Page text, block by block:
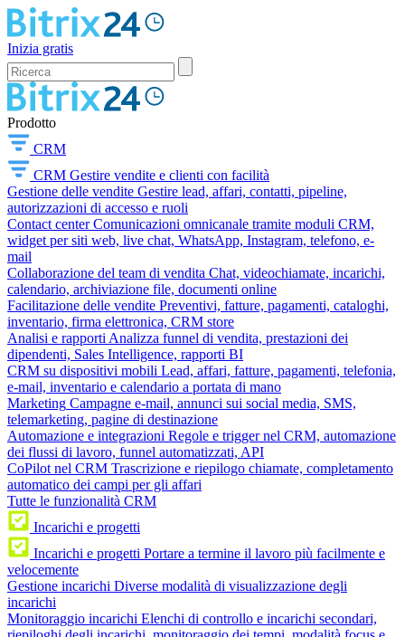
Inizia gratis
Prodotto
CRM
CRM Gestire vendite e clienti con facilità
Gestione delle vendite Gestire lead, affari, contatti, pipeline,
autorizzazioni di accesso e ruoli
Contact center Comunicazioni omnicanale tramite moduli CRM,
widget per siti web, live chat, WhatsApp, Instagram, telefono, e-
mail
Collaborazione del team di vendita Chat, videochiamate, incarichi,
calendario, archiviazione file, documenti online
Facilitazione delle vendite Preventivi, fatture, pagamenti, cataloghi,
inventario, firma elettronica, CRM store
Analisi e rapporti Analizza funnel di vendita, prestazioni dei
dipendenti, Sales Intelligence, rapporti BI
CRM su dispositivi mobili Lead, affari, fatture, pagamenti, telefonia,
e-mail, inventario e calendario a portata di mano
Marketing Campagne e-mail, annunci sui social media, SMS,
telemarketing, pagine di destinazione
Automazione e integrazioni Regole e trigger nel CRM, automazione
dei flussi di lavoro, funnel automatizzati, API
CoPilot nel CRM Trascrizione e riepilogo chiamate, completamento
automatico dei campi per gli affari
Tutte le funzionalità CRM
Incarichi e progetti
Incarichi e progetti Portare a termine il lavoro più facilmente e
velocemente
Gestione incarichi Diverse modalità di visualizzazione degli
incarichi
Monitoraggio incarichi Elenchi di controllo e incarichi secondari,